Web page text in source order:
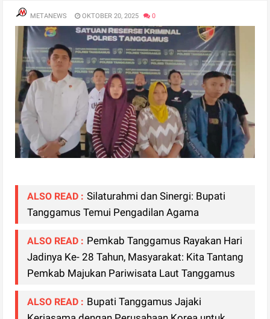
METANEWS OKTOBER 20, 2025 0
ALSO READ : Silaturahmi dan Sinergi: Bupati
Tanggamus Temui Pengadilan Agama
ALSO READ : Pemkab Tanggamus Rayakan Hari
Jadinya Ke- 28 Tahun, Masyarakat: Kita Tantang
Pemkab Majukan Pariwisata Laut Tanggamus
ALSO READ : Bupati Tanggamus Jajaki